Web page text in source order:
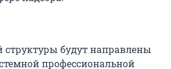
структуры будут направлены
профессиональной